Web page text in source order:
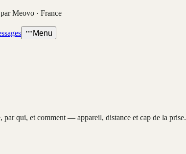
Meovo · France
Menu
par qui, et comment — appareil, distance et cap de la prise.